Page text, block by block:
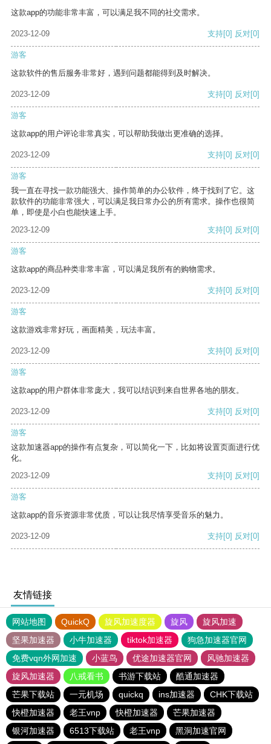
这款app的功能非常丰富，可以满足我不同的社交需求。
2023-12-09 支持[0] 反对[0]
游客
这款软件的售后服务非常好，遇到问题都能得到及时解决。
2023-12-09 支持[0] 反对[0]
游客
这款app的用户评论非常真实，可以帮助我做出更准确的选择。
2023-12-09 支持[0] 反对[0]
游客
我一直在寻找一款功能强大、操作简单的办公软件，终于找到了它。这
款软件的功能非常强大，可以满足我日常办公的所有需求。操作也很简
单，即使是小白也能快速上手。
2023-12-09
支持[0] 反对[0]
游客
这款app的商品种类非常丰富，可以满足我所有的购物需求。
2023-12-09 支持[0] 反对[0]
游客
这款游戏非常好玩，画面精美，玩法丰富。
2023-12-09 支持[0] 反对[0]
游客
这款app的用户群体非常庞大，我可以结识到来自世界各地的朋友。
2023-12-09 支持[0] 反对[0]
游客
这款加速器app的操作有点复杂，可以简化一下，比如将设置页面进行优
化。
2023-12-09
支持[0] 反对[0]
游客
这款app的音乐资源非常优质，可以让我尽情享受音乐的魅力。
2023-12-09 支持[0] 反对[0]
友情链接
网站地图 QuickQ 旋风加速度器 旋风
旋风加速
坚果加速器
小牛加速器 tiktok加速器
狗急加速器官网
免费vqn外网加速
小蓝鸟 优途加速器官网
风驰加速器
旋风加速器
八戒看书 书游下载站
酷通加速器
芒果下载站
一元机场 quickq ins加速器
CHK下载站
快橙加速器
老王vnp 快橙加速器
芒果加速器
银河加速器
6513下载站 老王vnp 黑洞加速官网